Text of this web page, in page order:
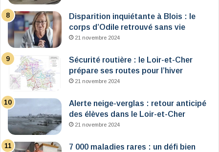
Disparition inquiétante à Blois : le
corps d’Odile retrouvé sans vie
21 novembre 2024
Sécurité routière : le Loir-et-Cher
prépare ses routes pour l’hiver
21 novembre 2024
Alerte neige-verglas : retour anticipé
des élèves dans le Loir-et-Cher
21 novembre 2024
7 000 maladies rares : un défi bien